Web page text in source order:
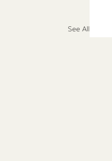
See All